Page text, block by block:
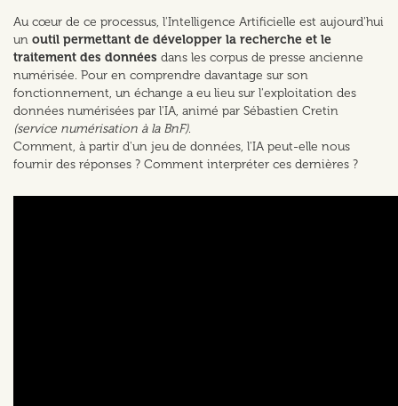
Au cœur de ce processus, l'Intelligence Artificielle est aujourd'hui
un outil permettant de développer la recherche et le
traitement des données dans les corpus de presse ancienne
numérisée. Pour en comprendre davantage sur son
fonctionnement, un échange a eu lieu sur l'exploitation des
données numérisées par l'IA, animé par Sébastien Cretin
(service numérisation à la BnF).
Comment, à partir d'un jeu de données, l'IA peut-elle nous
fournir des réponses ? Comment interpréter ces dernières ?